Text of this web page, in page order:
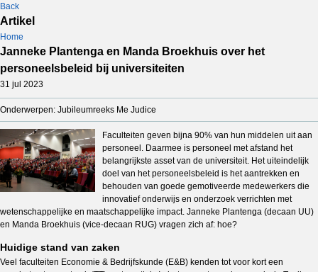
Back
Artikel
Home
Janneke Plantenga en Manda Broekhuis over het
personeelsbeleid bij universiteiten
31 jul 2023
Onderwerpen: Jubileumreeks Me Judice
Faculteiten geven bijna 90% van hun middelen uit aan
personeel. Daarmee is personeel met afstand het
belangrijkste asset van de universiteit. Het uiteindelijk
doel van het personeelsbeleid is het aantrekken en
behouden van goede gemotiveerde medewerkers die
innovatief onderwijs en onderzoek verrichten met
wetenschappelijke en maatschappelijke impact. Janneke Plantenga (decaan UU)
en Manda Broekhuis (vice-decaan RUG) vragen zich af: hoe?
Huidige stand van zaken
Veel faculteiten Economie & Bedrijfskunde (E&B) kenden tot voor kort een